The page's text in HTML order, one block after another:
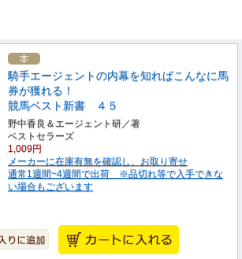
騎手エージェントの内幕を知ればこんなに馬
券が獲れる！
競馬ベスト新書 ４５
野中香良＆エージェント研／著
ベストセラーズ
1,009円
メーカーに在庫有無を確認し、お取り寄せ
通常1週間~4週間で出荷 ※品切れ等で入手できな
い場合もございます